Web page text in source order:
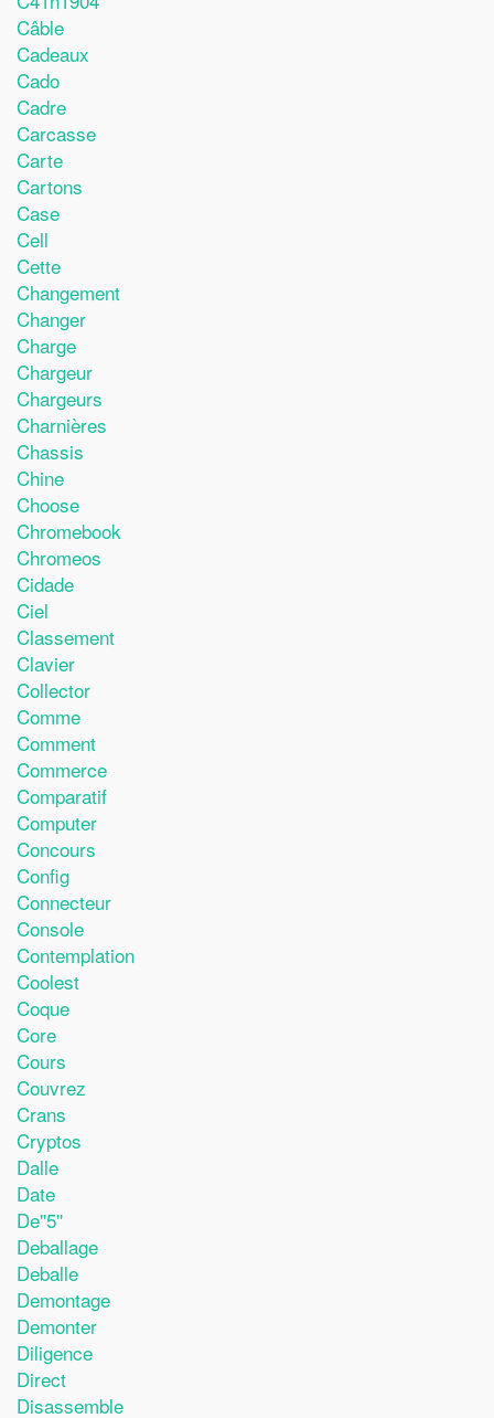
Câble
Cadeaux
Cado
Cadre
Carcasse
Carte
Cartons
Case
Cell
Cette
Changement
Changer
Charge
Chargeur
Chargeurs
Charnières
Chassis
Chine
Choose
Chromebook
Chromeos
Cidade
Ciel
Classement
Clavier
Collector
Comme
Comment
Commerce
Comparatif
Computer
Concours
Config
Connecteur
Console
Contemplation
Coolest
Coque
Core
Cours
Couvrez
Crans
Cryptos
Dalle
Date
De''5''
Deballage
Deballe
Demontage
Demonter
Diligence
Direct
Disassemble